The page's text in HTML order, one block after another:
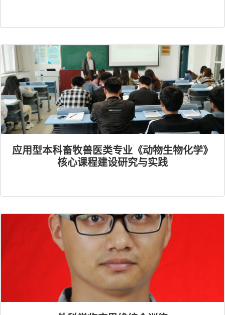
应用型本科畜牧兽医类专业《动物生物化学》
核心课程建设研究与实践